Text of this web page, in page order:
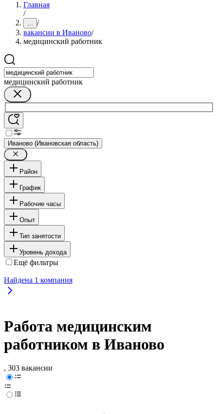
Главная
/
... /
вакансии в Иваново/
медицинский работник
медицинский работник
Иваново (Ивановская область)
Район
График
Рабочие часы
Опыт
Тип занятости
Уровень дохода
Ещё фильтры
Найдена 1 компания
Работа медицинским
работником в Иваново
, 303 вакансии